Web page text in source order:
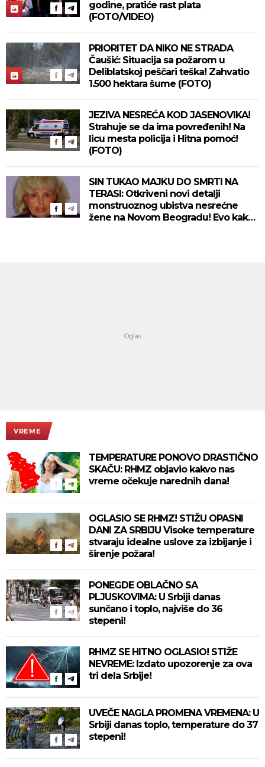
godine, pratiće rast plata
(FOTO/VIDEO)
PRIORITET DA NIKO NE STRADA
Čaušić: Situacija sa požarom u
Deliblatskoj peščari teška! Zahvatio
1.500 hektara šume (FOTO)
JEZIVA NESREĆA KOD JASENOVIKA!
Strahuje se da ima povređenih! Na
licu mesta policija i Hitna pomoć!
(FOTO)
SIN TUKAO MAJKU DO SMRTI NA
TERASI: Otkriveni novi detalji
monstruoznog ubistva nesrećne
žene na Novom Beogradu! Evo kako
VREME
TEMPERATURE PONOVO DRASTIČNO
SKAČU: RHMZ objavio kakvo nas
vreme očekuje narednih dana!
OGLASIO SE RHMZ! STIŽU OPASNI
DANI ZA SRBIJU Visoke temperature
stvaraju idealne uslove za izbijanje i
širenje požara!
PONEGDE OBLAČNO SA
PLJUSKOVIMA: U Srbiji danas
sunčano i toplo, najviše do 36
stepeni!
RHMZ SE HITNO OGLASIO! STIŽE
NEVREME: Izdato upozorenje za ova
tri dela Srbije!
UVEČE NAGLA PROMENA VREMENA: U
Srbiji danas toplo, temperature do 37
stepeni!